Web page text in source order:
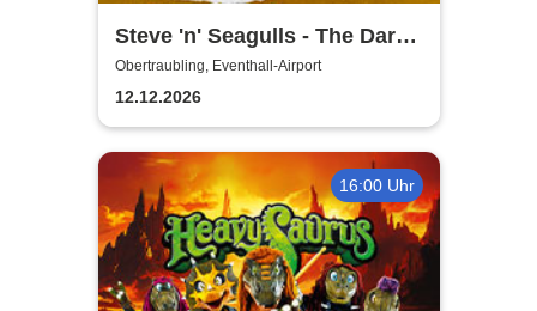
Steve 'n' Seagulls - The Dark
Side of the Moo Part II
Obertraubling, Eventhall-Airport
12.12.2026
16:00 Uhr